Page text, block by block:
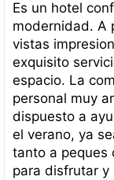
Es un hotel
modernidad. A
vistas
exquisito
espacio. La
personal muy
dispuesto a
el verano, ya
tanto a peques
para disfrutar y